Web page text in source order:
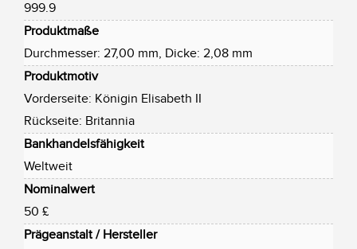
999.9
Produktmaße
Durchmesser: 27,00 mm, Dicke: 2,08 mm
Produktmotiv
Vorderseite: Königin Elisabeth II
Rückseite: Britannia
Bankhandelsfähigkeit
Weltweit
Nominalwert
50 £
Prägeanstalt / Hersteller